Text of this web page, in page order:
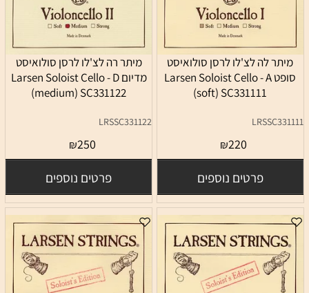
מיתר לה לצ'לו לרסן סולואיסט
סופט Larsen Soloist Cello - A
(soft) SC331111
LRSSC331111
₪220
פרטים נוספים
מיתר רה לצ'לו לרסן סולואיסט
מדיום Larsen Soloist Cello - D
(medium) SC331122
LRSSC331122
₪250
פרטים נוספים